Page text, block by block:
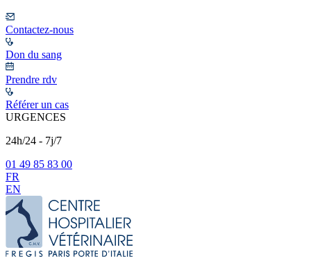
Contactez-nous
Don du sang
Prendre rdv
Référer un cas
URGENCES
24h/24 - 7j/7
01 49 85 83 00
FR
EN